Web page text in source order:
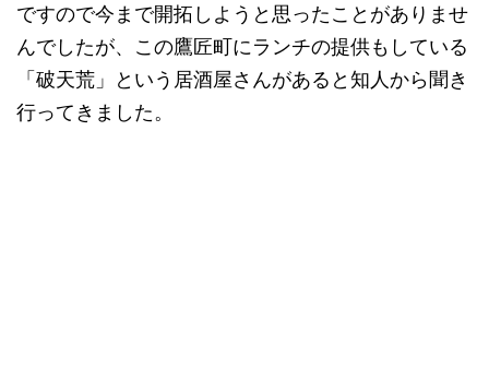
ですので今まで開拓しようと思ったことがありませ
んでしたが、この鷹匠町にランチの提供もしている
「破天荒」という居酒屋さんがあると知人から聞き
行ってきました。